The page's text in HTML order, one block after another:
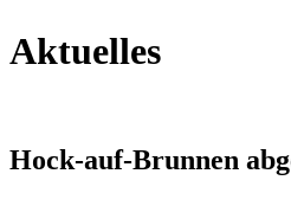
Aktuelles
Hock-auf-Brunnen